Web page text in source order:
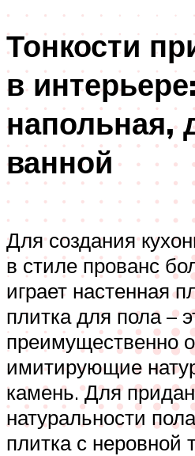
Тонкости
в интерьере:
напольная,
ванной
Для создания
в стиле прованс
играет настенная
плитка для пола –
преимущественно
имитирующие
камень. Для
натуральности
плитка с неровной